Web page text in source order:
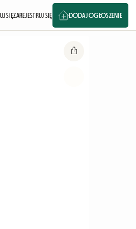
SIĘZAREJESTRUJ SIĘ DODAJ OGŁOSZENIE